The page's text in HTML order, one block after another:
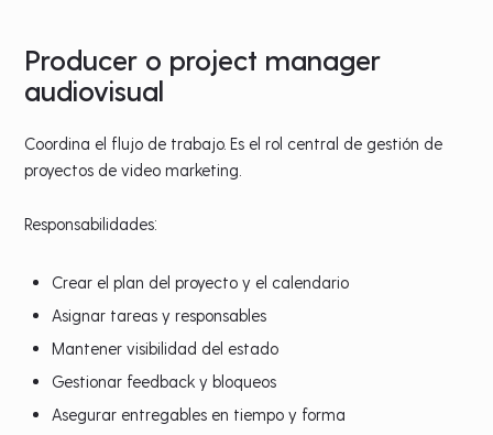
Producer o project manager
audiovisual
Coordina el flujo de trabajo. Es el rol central de gestión de
proyectos de video marketing.
Responsabilidades:
Crear el plan del proyecto y el calendario
Asignar tareas y responsables
Mantener visibilidad del estado
Gestionar feedback y bloqueos
Asegurar entregables en tiempo y forma